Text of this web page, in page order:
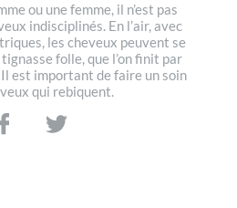
ou une femme, il n’est pas
indisciplinés. En l’air, avec
les cheveux peuvent se
folle, que l’on finit par
est important de faire un soin
qui rebiquent.